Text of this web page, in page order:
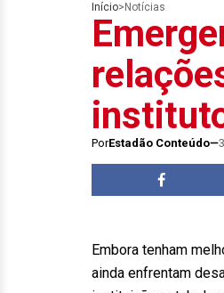
Início> Notícias
PorEstadão Conteúdo
Embora tenham
ainda enfrentam